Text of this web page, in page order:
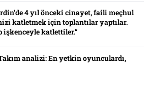
4 yıl önceki cinayet, faili meçhul
katletmek için toplantılar yaptılar.
işkenceyle katlettiler.”
analizi: En yetkin oyunculardı,